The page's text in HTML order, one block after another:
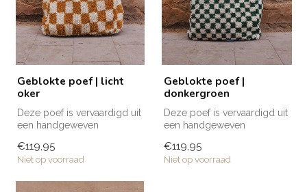
Geblokte poef | licht
oker
Deze poef is vervaardigd uit
een handgeweven
heeft een...
€119,95
Niet op voorraad
Geblokte poef |
donkergroen
Deze poef is vervaardigd uit
een handgeweven
heeft een...
€119,95
Niet op voorraad